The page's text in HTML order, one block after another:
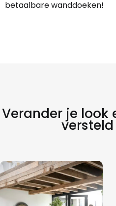
betaalbare wanddoeken!
Verander je look